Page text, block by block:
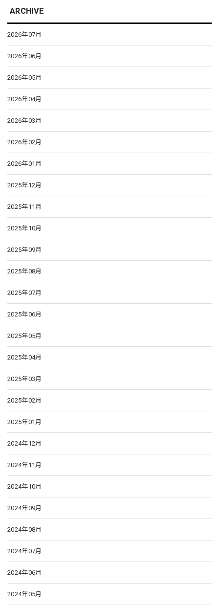
ARCHIVE
2026年07月
2026年06月
2026年05月
2026年04月
2026年03月
2026年02月
2026年01月
2025年12月
2025年11月
2025年10月
2025年09月
2025年08月
2025年07月
2025年06月
2025年05月
2025年04月
2025年03月
2025年02月
2025年01月
2024年12月
2024年11月
2024年10月
2024年09月
2024年08月
2024年07月
2024年06月
2024年05月